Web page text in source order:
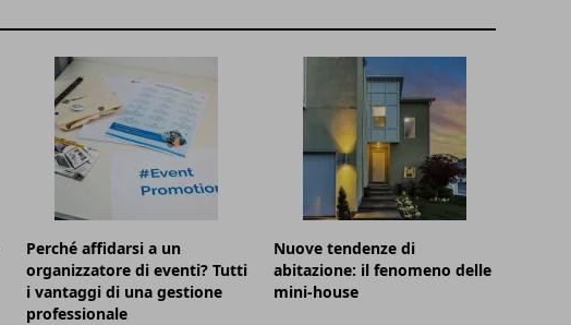
Perché affidarsi a un
organizzatore di eventi? Tutti
i vantaggi di una gestione
professionale
Nuove tendenze di
abitazione: il fenomeno delle
mini-house